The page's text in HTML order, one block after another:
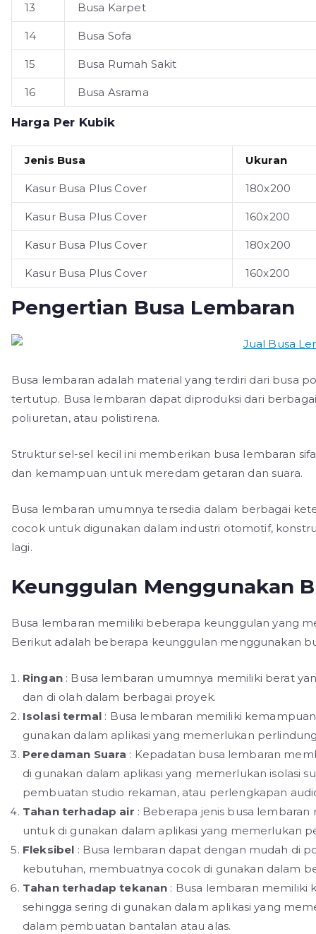
13 Busa Karpet
14 Busa Sofa
15 Busa Rumah Sakit
16 Busa Asrama
Harga Per Kubik
Jenis Busa Ukuran
Kasur Busa Plus Cover 180x200
Kasur Busa Plus Cover 160x200
Kasur Busa Plus Cover 180x200
Kasur Busa Plus Cover 160x200
Pengertian Busa Lembaran
Busa lembaran adalah material yang terdiri dari busa
tertutup. Busa lembaran dapat diproduksi dari
poliuretan, atau polistirena.
Struktur sel-sel kecil ini memberikan busa lembaran
dan kemampuan untuk meredam getaran dan suara.
Busa lembaran umumnya tersedia dalam berbagai
cocok untuk digunakan dalam industri otomotif,
lagi.
Keunggulan Menggunakan
Busa lembaran memiliki beberapa keunggulan yang
Berikut adalah beberapa keunggulan menggunakan
Ringan: Busa lembaran umumnya memiliki berat
dan di olah dalam berbagai proyek.
Isolasi termal : Busa lembaran memiliki
gunakan dalam aplikasi yang memerlukan
Peredaman Suara : Kepadatan busa lembaran
di gunakan dalam aplikasi yang memerlukan isolasi
pembuatan studio rekaman, atau perlengkapan
Tahan terhadap air : Beberapa jenis busa
untuk di gunakan dalam aplikasi yang memerlukan
Fleksibel : Busa lembaran dapat dengan mudah di
kebutuhan, membuatnya cocok di gunakan dalam
Tahan terhadap tekanan : Busa lembaran memiliki
sehingga sering di gunakan dalam aplikasi yang
dalam pembuatan bantalan atau alas.